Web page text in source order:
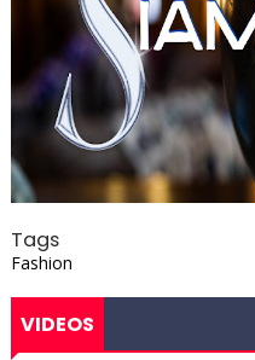
Tags
Fashion
VIDEOS